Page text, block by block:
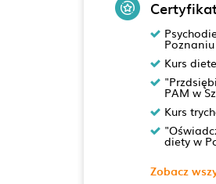
Kurs
PAM w
Kurs
diety w
Zobacz